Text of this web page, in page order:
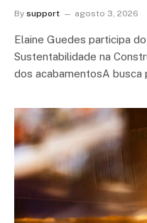
By support agosto 3, 2026
Elaine Guedes participa
Sustentabilidade na
dos acabamentosA